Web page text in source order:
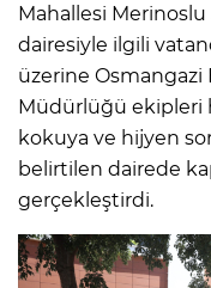
Mahallesi
dairesiyle ilgili
üzerine Osmangazi
Müdürlüğü ekipleri
kokuya ve hijyen
belirtilen dairede
gerçekleştirdi.